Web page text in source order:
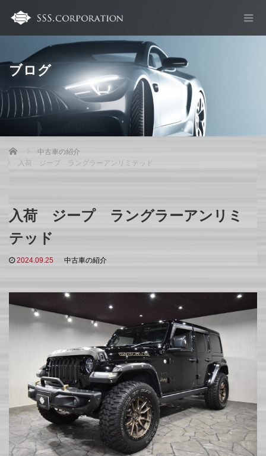
ブログ
Home
中古車の紹介
入荷 ジープ ラングラーアンリミテッド
入荷 ジープ ラングラーアンリミ
テッド
2024.09.25 中古車の紹介